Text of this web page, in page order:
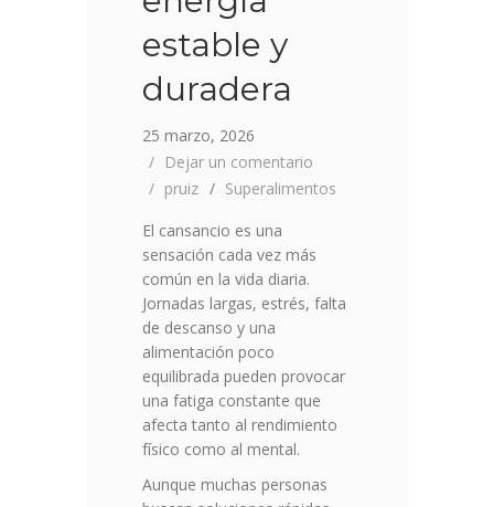
estable y
duradera
25 marzo, 2026
Dejar un comentario
pruiz
Superalimentos
El cansancio es una
sensación cada vez más
común en la vida diaria.
Jornadas largas, estrés, falta
de descanso y una
alimentación poco
equilibrada pueden provocar
una fatiga constante que
afecta tanto al rendimiento
físico como al mental.
Aunque muchas personas